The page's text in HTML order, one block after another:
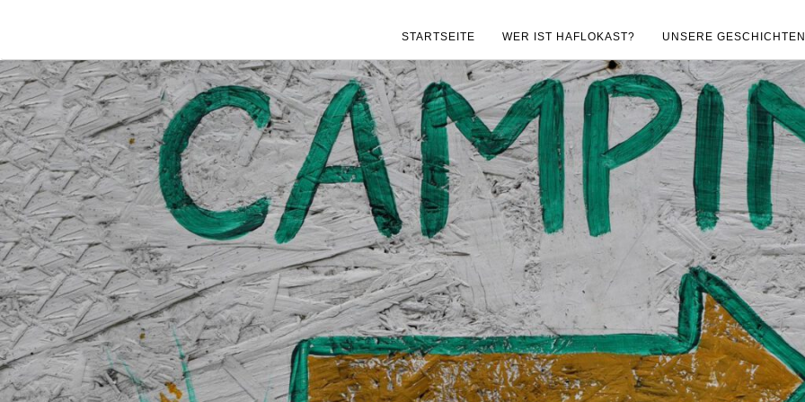
STARTSEITE WER IST HAFLOKAST? UNSERE GESCHICHTEN